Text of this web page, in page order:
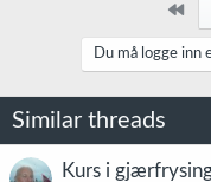
r
Du må logge inn
Similar threads
Kurs i